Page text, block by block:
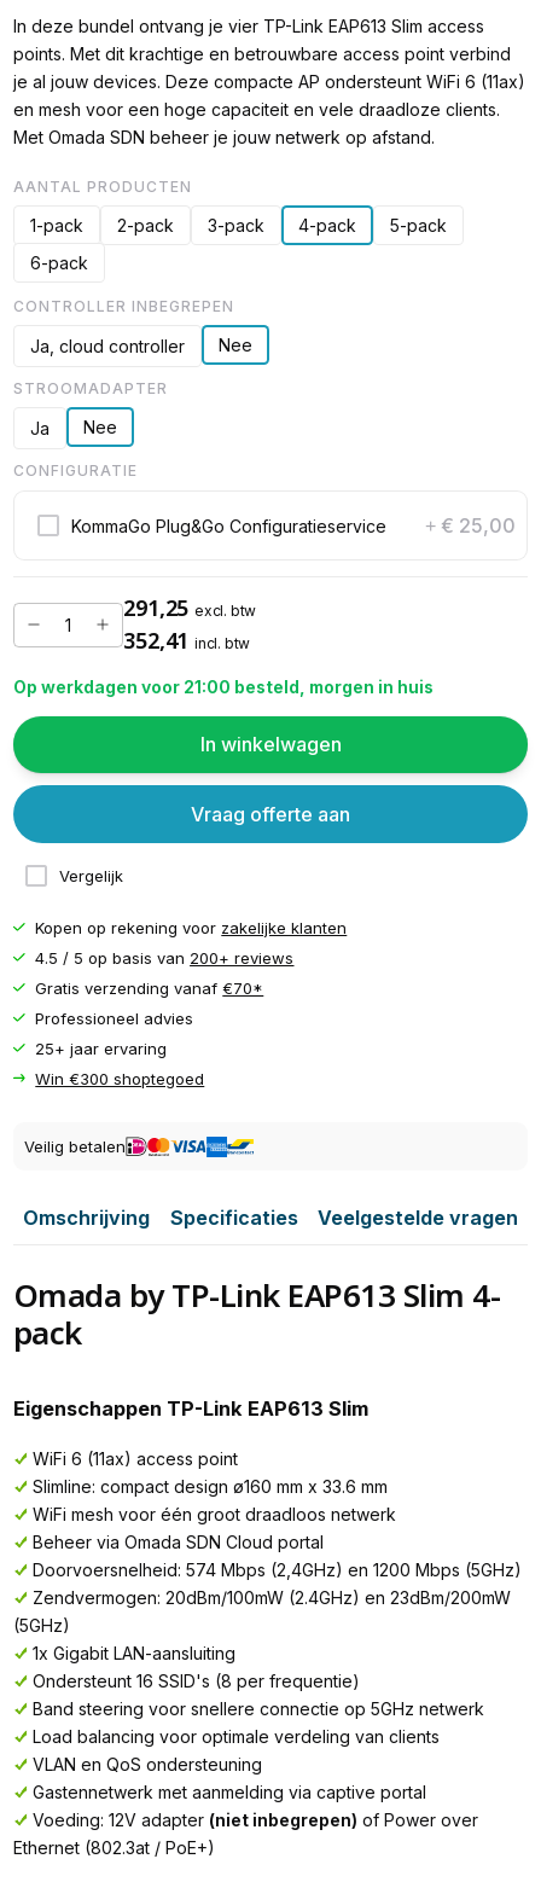
In deze bundel ontvang je vier TP-Link EAP613 Slim access
points. Met dit krachtige en betrouwbare access point verbind
je al jouw devices. Deze compacte AP ondersteunt WiFi 6 (11ax)
en mesh voor een hoge capaciteit en vele draadloze clients.
Met Omada SDN beheer je jouw netwerk op afstand.
AANTAL PRODUCTEN
1-pack 2-pack 3-pack 4-pack
5-pack
6-pack
CONTROLLER INBEGREPEN
Ja, cloud controller Nee
STROOMADAPTER
Ja Nee
CONFIGURATIE
KommaGo Plug&Go Configuratieservice + € 25,00
291,25 excl. btw
352,41 incl. btw
Op werkdagen voor 21:00 besteld, morgen in huis
In winkelwagen
Vergelijk
Vraag offerte aan
Kopen op rekening voor zakelijke klanten
4.5 / 5 op basis van 200+ reviews
Gratis verzending vanaf€70*
Professioneel advies
25+ jaar ervaring
Win €300 shoptegoed
Veilig betalen
Omschrijving Specificaties Veelgestelde vragen
Omada by TP-Link EAP613 Slim 4-
pack
Eigenschappen TP-Link EAP613 Slim
WiFi 6 (11ax) access point
Slimline: compact design ø160 mm x 33.6 mm
WiFi mesh voor één groot draadloos netwerk
Beheer via Omada SDN Cloud portal
Doorvoersnelheid: 574 Mbps (2,4GHz) en 1200 Mbps (5GHz)
Zendvermogen: 20dBm/100mW (2.4GHz) en 23dBm/200mW
(5GHz)
1x Gigabit LAN-aansluiting
Ondersteunt 16 SSID's (8 per frequentie)
Band steering voor snellere connectie op 5GHz netwerk
Load balancing voor optimale verdeling van clients
VLAN en QoS ondersteuning
Gastennetwerk met aanmelding via captive portal
Voeding: 12V adapter (niet inbegrepen) of Power over
Ethernet (802.3at / PoE+)